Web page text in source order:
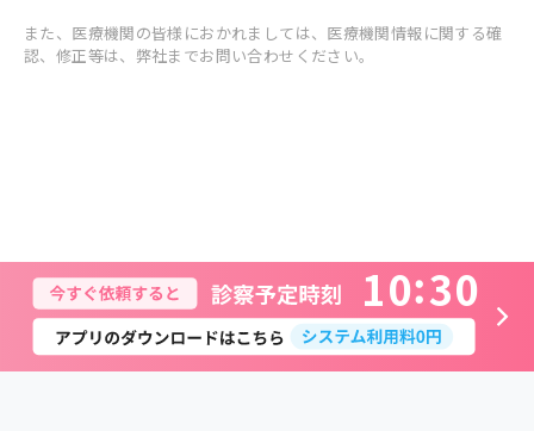
また、医療機関の皆様におかれましては、医療機関情報に関する確
認、修正等は、弊社までお問い合わせください。
10 30